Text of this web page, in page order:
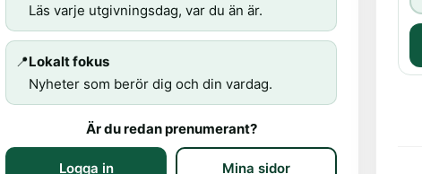
Läs varje utgivningsdag, var du än är.
📍Lokalt fokus
Nyheter som berör dig och din vardag.
Är du redan prenumerant?
Logga in Mina sidor